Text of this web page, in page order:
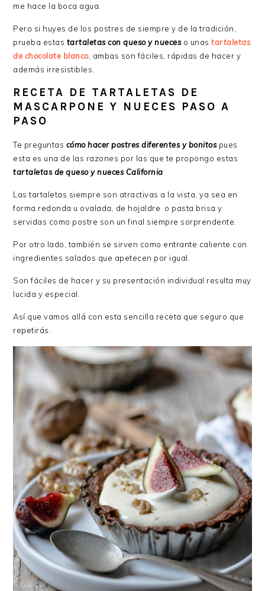
me hace la boca agua.
Pero si huyes de los postres de siempre y de la tradición,
prueba estas tartaletas con queso y nueceso unas tartaletas
de chocolate blanco, ambas son fáciles, rápidas de hacer y
además irresistibles.
RECETA DE TARTALETAS DE
MASCARPONE Y NUECES PASO A
PASO
Te preguntas cómo hacer postres diferentes y bonitospues
esta es una de las razones por las que te propongo estas
tartaletas de queso y nueces California
Las tartaletas siempre son atractivas a la vista, ya sea en
forma redonda u ovalada, de hojaldre o pasta brisa y
servidas como postre son un final siempre sorprendente.
Por otro lado, también se sirven como entrante caliente con
ingredientes salados que apetecen por igual.
Son fáciles de hacer y su presentación individual resulta muy
lucida y especial.
Así que vamos allá con esta sencilla receta que seguro que
repetirás.